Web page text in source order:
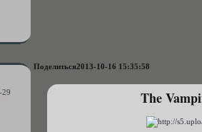
Поделиться2013-10-16 15:35:58
29
The